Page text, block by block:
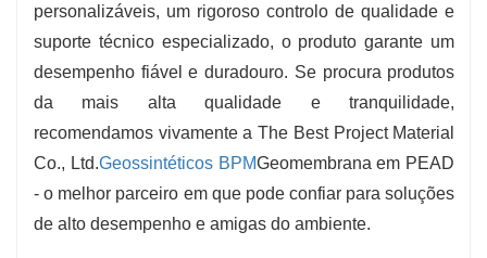
personalizáveis, um rigoroso controlo de qualidade e
suporte técnico especializado, o produto garante um
desempenho fiável e duradouro. Se procura produtos
da mais alta qualidade e tranquilidade,
recomendamos vivamente a The Best Project Material
Co., Ltd.Geossintéticos BPMGeomembrana em PEAD
- o melhor parceiro em que pode confiar para soluções
de alto desempenho e amigas do ambiente.